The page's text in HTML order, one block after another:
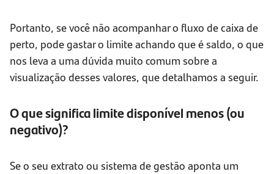
Portanto, se você não acompanhar o fluxo de caixa de
perto, pode gastar o limite achando que é saldo, o que
nos leva a uma dúvida muito comum sobre a
visualização desses valores, que detalhamos a seguir.
O que significa limite disponível menos (ou
negativo)?
Se o seu extrato ou sistema de gestão aponta um